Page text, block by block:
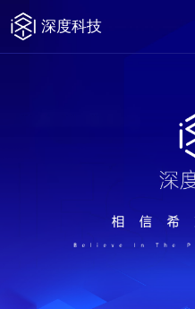
深度科技